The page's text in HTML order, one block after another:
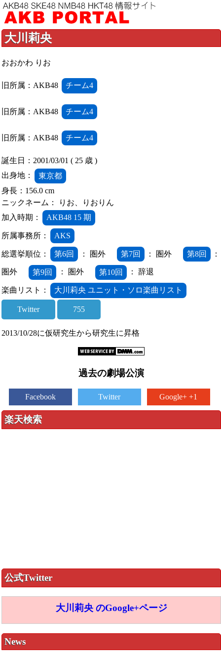
大川莉央
おおかわ りお
旧所属：AKB48 チーム4
旧所属：AKB48 チーム4
旧所属：AKB48 チーム4
誕生日：2001/03/01 ( 25 歳 )
出身地：
東京都
身長：156.0 cm
ニックネーム： りお、りおりん
加入時期：
AKB48 15 期
所属事務所： AKS
総選挙順位： 第6回 ： 圏外 第7回 ： 圏外 第8回 ：
圏外 第9回 ： 圏外 第10回 ： 辞退
楽曲リスト： 大川莉央 ユニット・ソロ楽曲リスト
Twitter 755
2013/10/28に仮研究生から研究生に昇格
過去の劇場公演
Facebook Twitter Google+ +1
楽天検索
公式Twitter
大川莉央 のGoogle+ページ
News